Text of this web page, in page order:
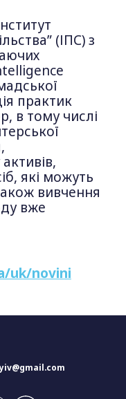
(ІПС) з
практик
в тому числі
які можуть
вивчення
вже
uk/novini